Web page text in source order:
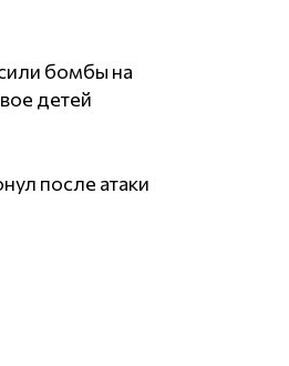
бомбы на
детей
после атаки